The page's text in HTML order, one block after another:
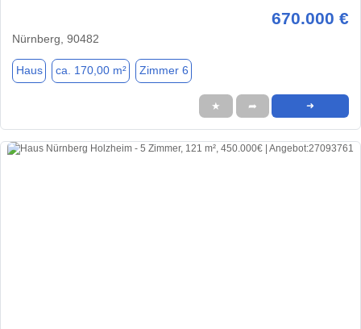
670.000 €
Nürnberg, 90482
Haus ca. 170,00 m² Zimmer 6
★ ➦ ➜